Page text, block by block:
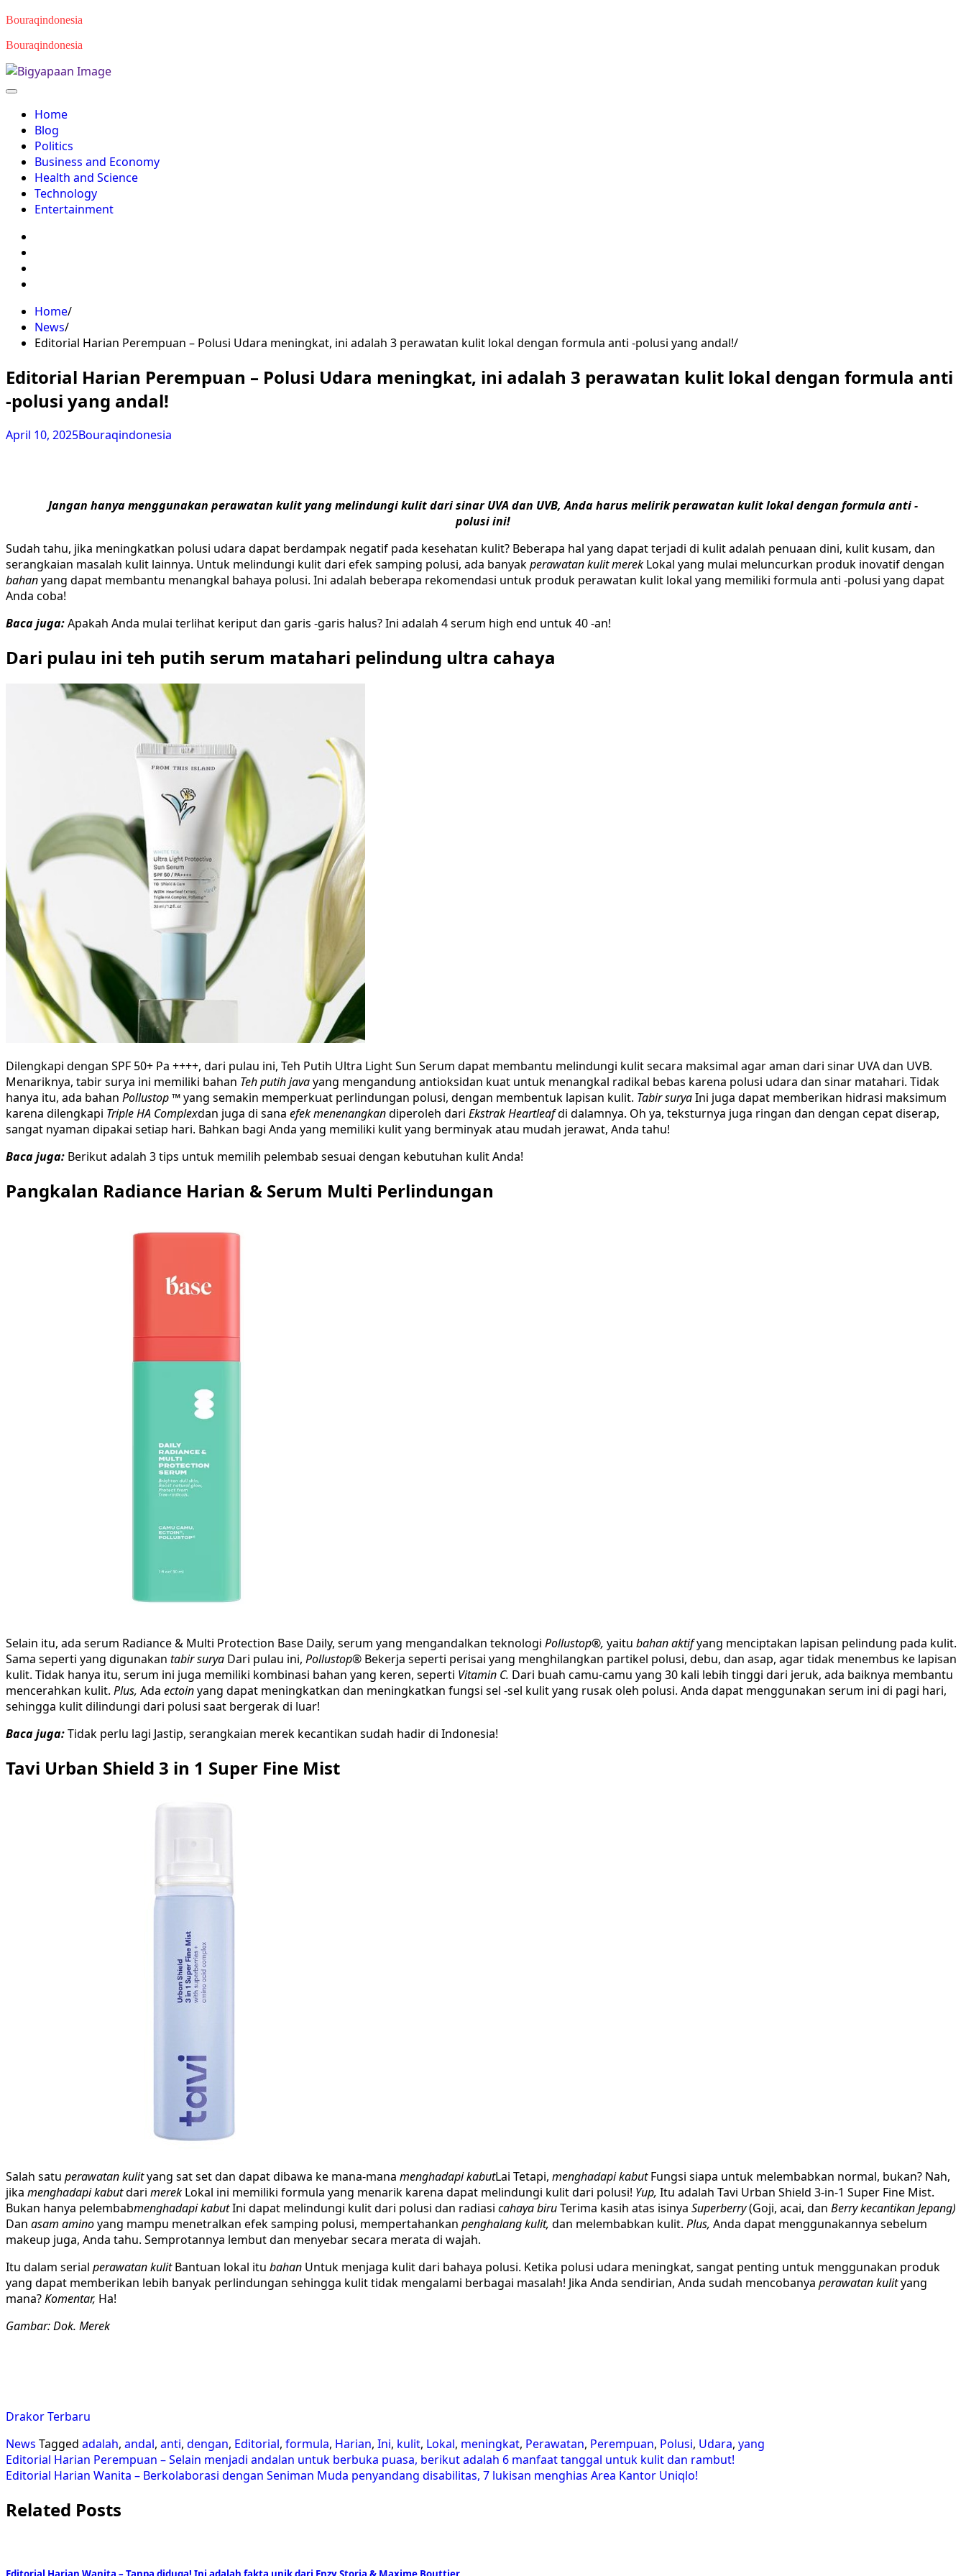
Skip
content
Bouraqindonesia
Bouraqindonesia
Home
Blog
Politics
Business and Economy
Health and Science
Technology
Entertainment
Home
News
Editorial Harian Perempuan – Polusi Udara meningkat, ini adalah 3 perawatan kulit lokal dengan formula anti -polusi yang andal!
Editorial Harian Perempuan – Polusi Udara meningkat, ini adalah 3 perawatan kulit lokal dengan formula anti
-polusi yang andal!
April 10, 2025Bouraqindonesia
Jangan hanya menggunakan perawatan kulit yang melindungi kulit dari sinar UVA dan UVB, Anda harus melirik perawatan kulit lokal dengan formula anti -
polusi ini!
Sudah tahu, jika meningkatkan polusi udara dapat berdampak negatif pada kesehatan kulit? Beberapa hal yang dapat terjadi di kulit adalah penuaan dini, kulit kusam, dan
serangkaian masalah kulit lainnya. Untuk melindungi kulit dari efek samping polusi, ada banyakperawatan kulit merek Lokal yang mulai meluncurkan produk inovatif dengan
bahanyang dapat membantu menangkal bahaya polusi. Ini adalah beberapa rekomendasi untuk produk perawatan kulit lokal yang memiliki formula anti -polusi yang dapat
Anda coba!
Baca juga:Apakah Anda mulai terlihat keriput dan garis -garis halus? Ini adalah 4 serum high end untuk 40 -an!
Dari pulau ini teh putih serum matahari pelindung ultra cahaya
Dilengkapi dengan SPF 50+ Pa ++++, dari pulau ini, Teh Putih Ultra Light Sun Serum dapat membantu melindungi kulit secara maksimal agar aman dari sinar UVA dan UVB.
Menariknya, tabir surya ini memiliki bahan Teh putih javayang mengandung antioksidan kuat untuk menangkal radikal bebas karena polusi udara dan sinar matahari. Tidak
hanya itu, ada bahan Pollustop ™yang semakin memperkuat perlindungan polusi, dengan membentuk lapisan kulit. Tabir suryaIni juga dapat memberikan hidrasi maksimum
karena dilengkapi Triple HA Complexdan juga di sana efek menenangkandiperoleh dari Ekstrak Heartleafdi dalamnya. Oh ya, teksturnya juga ringan dan dengan cepat diserap,
sangat nyaman dipakai setiap hari. Bahkan bagi Anda yang memiliki kulit yang berminyak atau mudah jerawat, Anda tahu!
Baca juga: Berikut adalah 3 tips untuk memilih pelembab sesuai dengan kebutuhan kulit Anda!
Pangkalan Radiance Harian & Serum Multi Perlindungan
Selain itu, ada serum Radiance & Multi Protection Base Daily, serum yang mengandalkan teknologi Pollustop®, yaitu bahan aktifyang menciptakan lapisan pelindung pada kulit.
Sama seperti yang digunakan tabir surya Dari pulau ini, Pollustop® Bekerja seperti perisai yang menghilangkan partikel polusi, debu, dan asap, agar tidak menembus ke lapisan
kulit. Tidak hanya itu, serum ini juga memiliki kombinasi bahan yang keren, seperti Vitamin C. Dari buah camu-camu yang 30 kali lebih tinggi dari jeruk, ada baiknya membantu
mencerahkan kulit. Plus, Ada ectoinyang dapat meningkatkan dan meningkatkan fungsi sel -sel kulit yang rusak oleh polusi. Anda dapat menggunakan serum ini di pagi hari,
sehingga kulit dilindungi dari polusi saat bergerak di luar!
Baca juga:Tidak perlu lagi Jastip, serangkaian merek kecantikan sudah hadir di Indonesia!
Tavi Urban Shield 3 in 1 Super Fine Mist
Salah satu perawatan kulityang sat set dan dapat dibawa ke mana-mana menghadapi kabutLai Tetapi, menghadapi kabutFungsi siapa untuk melembabkan normal, bukan? Nah,
jika menghadapi kabutdari merek Lokal ini memiliki formula yang menarik karena dapat melindungi kulit dari polusi! Yup, Itu adalah Tavi Urban Shield 3-in-1 Super Fine Mist.
Bukan hanya pelembabmenghadapi kabutIni dapat melindungi kulit dari polusi dan radiasi cahaya biruTerima kasih atas isinya Superberry(Goji, acai, dan Berry kecantikan Jepang)
Dan asam aminoyang mampu menetralkan efek samping polusi, mempertahankan penghalang kulit, dan melembabkan kulit. Plus, Anda dapat menggunakannya sebelum
makeup juga, Anda tahu. Semprotannya lembut dan menyebar secara merata di wajah.
Itu dalam serial perawatan kulitBantuan lokal itu bahan Untuk menjaga kulit dari bahaya polusi. Ketika polusi udara meningkat, sangat penting untuk menggunakan produk
yang dapat memberikan lebih banyak perlindungan sehingga kulit tidak mengalami berbagai masalah! Jika Anda sendirian, Anda sudah mencobanya perawatan kulityang
mana?Komentar, Ha!
Gambar: Dok. Merek
Drakor Terbaru
News Tagged adalah, andal, anti, dengan, Editorial, formula, Harian, Ini, kulit, Lokal, meningkat, Perawatan, Perempuan, Polusi, Udara, yang
Post
navigation
Editorial Harian Perempuan – Selain menjadi andalan untuk berbuka puasa, berikut adalah 6 manfaat tanggal untuk kulit dan rambut!
Editorial Harian Wanita – Berkolaborasi dengan Seniman Muda penyandang disabilitas, 7 lukisan menghias Area Kantor Uniqlo!
Related Posts